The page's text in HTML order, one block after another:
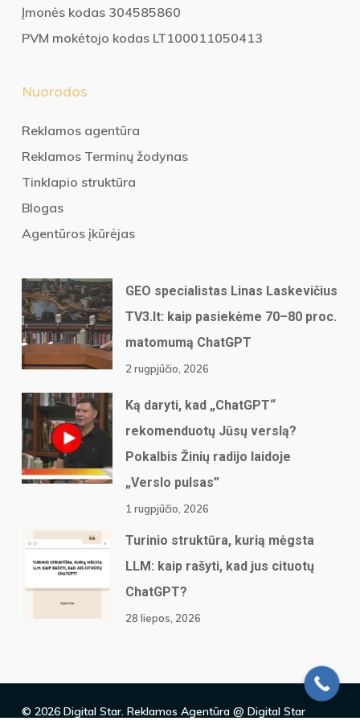
Įmonės kodas 304585860
PVM mokėtojo kodas LT100011050413
Nuorodos
Reklamos agentūra
Reklamos Terminų žodynas
Tinklapio struktūra
Blogas
Agentūros įkūrėjas
GEO specialistas Linas Laskevičius
TV3.lt: kaip pasiekėme 70–80 proc.
matomumą ChatGPT
2 rugpjūčio, 2026
Ką daryti, kad „ChatGPT“
rekomenduotų Jūsų verslą?
Pokalbis Žinių radijo laidoje
„Verslo pulsas”
1 rugpjūčio, 2026
Turinio struktūra, kurią mėgsta
LLM: kaip rašyti, kad jus cituotų
ChatGPT?
28 liepos, 2026
© 2026 Digital Star. Reklamos Agentūra @ Digital Star